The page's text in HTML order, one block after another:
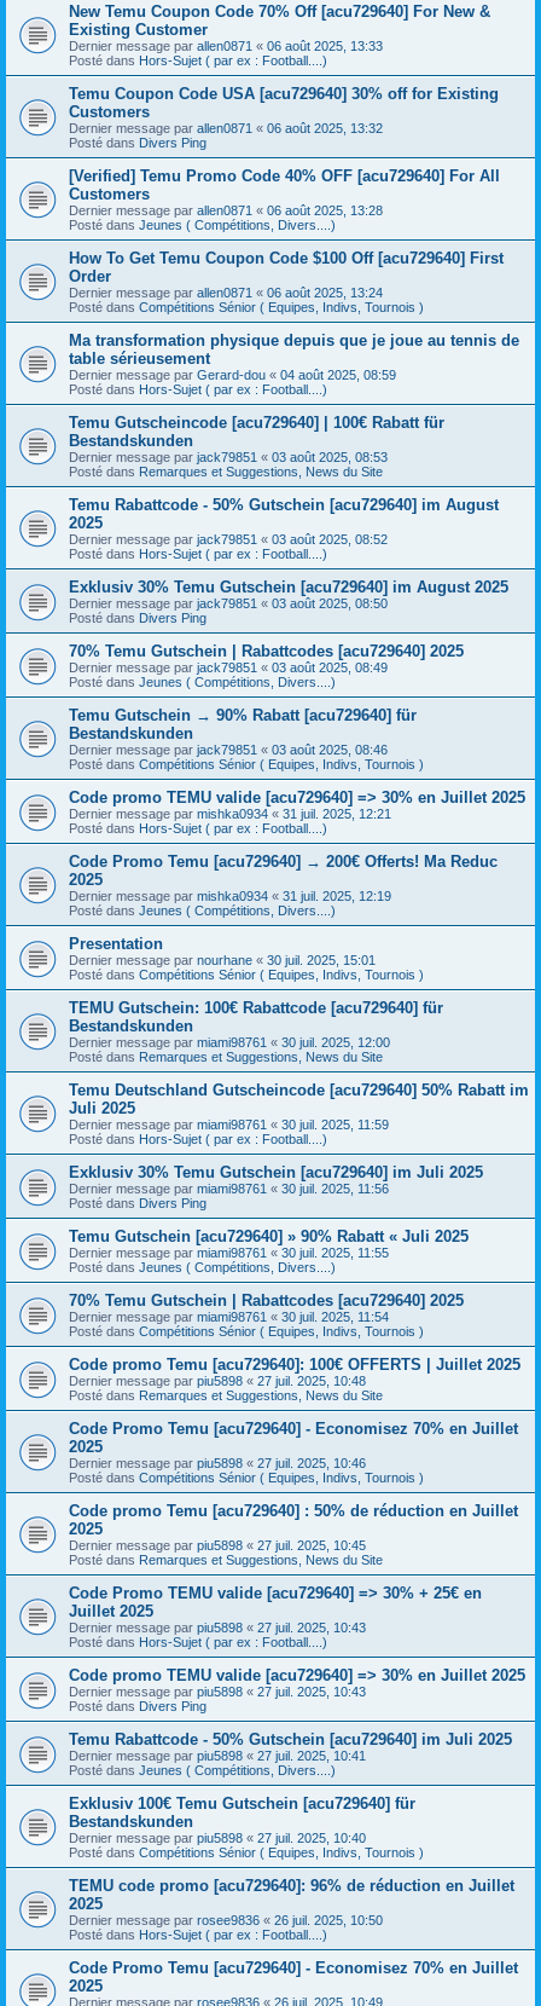
New Temu Coupon Code 70% Off [acu729640] For New &
Existing Customer
Dernier message par allen0871 « 06 août 2025, 13:33
Posté dans Hors-Sujet ( par ex : Football....)
Temu Coupon Code USA [acu729640] 30% off for Existing
Customers
Dernier message par allen0871 « 06 août 2025, 13:32
Posté dans Divers Ping
[Verified] Temu Promo Code 40% OFF [acu729640] For All
Customers
Dernier message par allen0871 « 06 août 2025, 13:28
Posté dans Jeunes ( Compétitions, Divers....)
How To Get Temu Coupon Code $100 Off [acu729640] First
Order
Dernier message par allen0871 « 06 août 2025, 13:24
Posté dans Compétitions Sénior ( Equipes, Indivs, Tournois )
Ma transformation physique depuis que je joue au tennis de
table sérieusement
Dernier message par Gerard-dou « 04 août 2025, 08:59
Posté dans Hors-Sujet ( par ex : Football....)
Temu Gutscheincode [acu729640] | 100€ Rabatt für
Bestandskunden
Dernier message par jack79851 « 03 août 2025, 08:53
Posté dans Remarques et Suggestions, News du Site
Temu Rabattcode - 50% Gutschein [acu729640] im August
2025
Dernier message par jack79851 « 03 août 2025, 08:52
Posté dans Hors-Sujet ( par ex : Football....)
Exklusiv 30% Temu Gutschein [acu729640] im August 2025
Dernier message par jack79851 « 03 août 2025, 08:50
Posté dans Divers Ping
70% Temu Gutschein | Rabattcodes [acu729640] 2025
Dernier message par jack79851 « 03 août 2025, 08:49
Posté dans Jeunes ( Compétitions, Divers....)
Temu Gutschein → 90% Rabatt [acu729640] für
Bestandskunden
Dernier message par jack79851 « 03 août 2025, 08:46
Posté dans Compétitions Sénior ( Equipes, Indivs, Tournois )
Code promo TEMU valide [acu729640] => 30% en Juillet 2025
Dernier message par mishka0934 « 31 juil. 2025, 12:21
Posté dans Hors-Sujet ( par ex : Football....)
Code Promo Temu [acu729640] → 200€ Offerts! Ma Reduc
2025
Dernier message par mishka0934 « 31 juil. 2025, 12:19
Posté dans Jeunes ( Compétitions, Divers....)
Presentation
Dernier message par nourhane « 30 juil. 2025, 15:01
Posté dans Compétitions Sénior ( Equipes, Indivs, Tournois )
TEMU Gutschein: 100€ Rabattcode [acu729640] für
Bestandskunden
Dernier message par miami98761 « 30 juil. 2025, 12:00
Posté dans Remarques et Suggestions, News du Site
Temu Deutschland Gutscheincode [acu729640] 50% Rabatt im
Juli 2025
Dernier message par miami98761 « 30 juil. 2025, 11:59
Posté dans Hors-Sujet ( par ex : Football....)
Exklusiv 30% Temu Gutschein [acu729640] im Juli 2025
Dernier message par miami98761 « 30 juil. 2025, 11:56
Posté dans Divers Ping
Temu Gutschein [acu729640] » 90% Rabatt « Juli 2025
Dernier message par miami98761 « 30 juil. 2025, 11:55
Posté dans Jeunes ( Compétitions, Divers....)
70% Temu Gutschein | Rabattcodes [acu729640] 2025
Dernier message par miami98761 « 30 juil. 2025, 11:54
Posté dans Compétitions Sénior ( Equipes, Indivs, Tournois )
Code promo Temu [acu729640]: 100€ OFFERTS | Juillet 2025
Dernier message par piu5898 « 27 juil. 2025, 10:48
Posté dans Remarques et Suggestions, News du Site
Code Promo Temu [acu729640] - Economisez 70% en Juillet
2025
Dernier message par piu5898 « 27 juil. 2025, 10:46
Posté dans Compétitions Sénior ( Equipes, Indivs, Tournois )
Code promo Temu [acu729640] : 50% de réduction en Juillet
2025
Dernier message par piu5898 « 27 juil. 2025, 10:45
Posté dans Remarques et Suggestions, News du Site
Code Promo TEMU valide [acu729640] => 30% + 25€ en
Juillet 2025
Dernier message par piu5898 « 27 juil. 2025, 10:43
Posté dans Hors-Sujet ( par ex : Football....)
Code promo TEMU valide [acu729640] => 30% en Juillet 2025
Dernier message par piu5898 « 27 juil. 2025, 10:43
Posté dans Divers Ping
Temu Rabattcode - 50% Gutschein [acu729640] im Juli 2025
Dernier message par piu5898 « 27 juil. 2025, 10:41
Posté dans Jeunes ( Compétitions, Divers....)
Exklusiv 100€ Temu Gutschein [acu729640] für
Bestandskunden
Dernier message par piu5898 « 27 juil. 2025, 10:40
Posté dans Compétitions Sénior ( Equipes, Indivs, Tournois )
TEMU code promo [acu729640]: 96% de réduction en Juillet
2025
Dernier message par rosee9836 « 26 juil. 2025, 10:50
Posté dans Hors-Sujet ( par ex : Football....)
Code Promo Temu [acu729640] - Economisez 70% en Juillet
2025
Dernier message par rosee9836 « 26 juil. 2025, 10:49